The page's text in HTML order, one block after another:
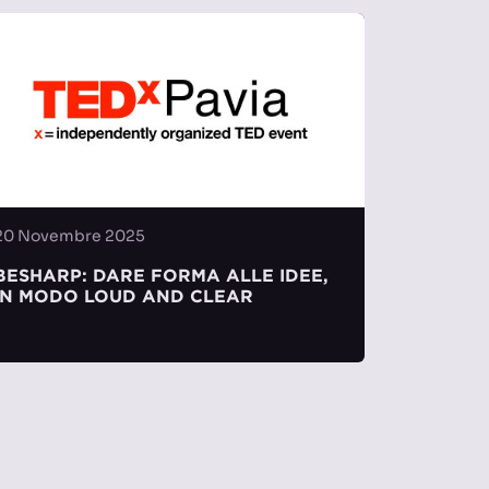
Novembre 2025
DARE FORMA ALLE IDEE,
MODO LOUD AND CLEAR